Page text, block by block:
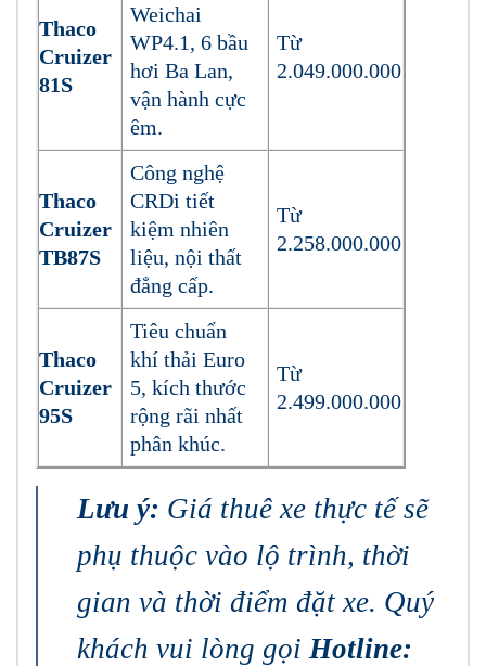
Thaco
Cruizer
81S
Weichai
WP4.1, 6 bầu
hơi Ba Lan,
vận hành cực
êm.
Từ
2.049.000.000
Thaco
Cruizer
TB87S
Công nghệ
CRDi tiết
kiệm nhiên
liệu, nội thất
đẳng cấp.
Từ
2.258.000.000
Thaco
Cruizer
95S
Tiêu chuẩn
khí thải Euro
5, kích thước
rộng rãi nhất
phân khúc.
Từ
2.499.000.000
Lưu ý: Giá thuê xe thực tế sẽ
phụ thuộc vào lộ trình, thời
gian và thời điểm đặt xe. Quý
khách vui lòng gọi Hotline: